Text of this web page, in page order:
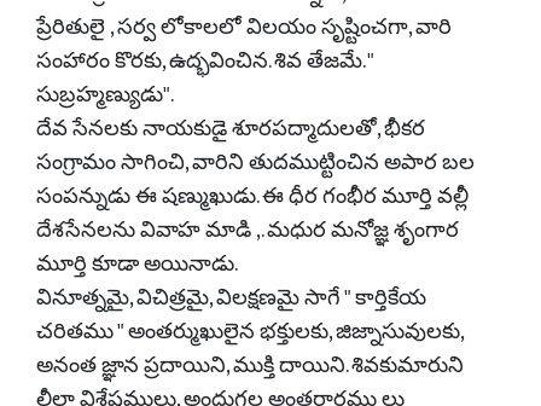
ప్రేరితులై , సర్వ లోకాలలో విలయం సృష్టించగా, వారి
సంహారం కొరకు, ఉద్భవించిన. శివ తేజమే. "
సుబ్రహ్మణ్యుడు".
దేవ సేనలకు నాయకుడై శూరపద్మాదులతో, భీకర
సంగ్రామం సాగించి, వారిని తుదముట్టించిన అపార బల
సంపన్నుడు ఈ షణ్ముఖుడు. ఈ ధీర గంభీర మూర్తి వల్లీ
దేశసేనలను వివాహ మాడి ,. మధుర మనోజ్ఞ శృంగార
మూర్తి కూడా అయినాడు.
వినూత్నమై, విచిత్రమై, విలక్షణమై సాగే " కార్తికేయ
చరితము " అంతర్ముఖులైన భక్తులకు, జిజ్నాసువులకు,
అనంత జ్ఞాన ప్రదాయిని, ముక్తి దాయిని. శివకుమారుని